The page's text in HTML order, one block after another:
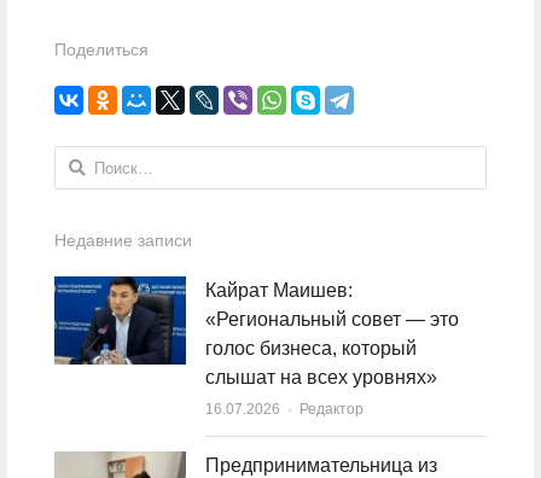
Поделиться
Найти:
Недавние записи
Кайрат Маишев:
«Региональный совет — это
голос бизнеса, который
слышат на всех уровнях»
16.07.2026 Author
Редактор
Предпринимательница из